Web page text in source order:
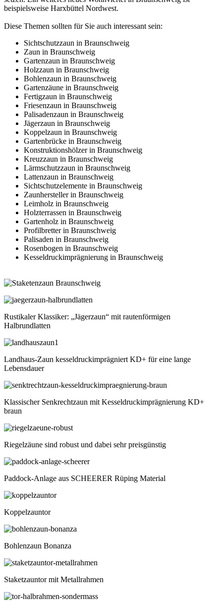
beispielsweise Harxbüttel Nordwest.
Diese Themen sollten für Sie auch interessant sein:
Sichtschutzzaun in Braunschweig
Zaun in Braunschweig
Gartenzaun in Braunschweig
Holzzaun in Braunschweig
Bohlenzaun in Braunschweig
Gartenzäune in Braunschweig
Fertigzaun in Braunschweig
Friesenzaun in Braunschweig
Palisadenzaun in Braunschweig
Jägerzaun in Braunschweig
Koppelzaun in Braunschweig
Gartenbrücke in Braunschweig
Konstruktionshölzer in Braunschweig
Kreuzzaun in Braunschweig
Lärmschutzzaun in Braunschweig
Lattenzaun in Braunschweig
Sichtschutzelemente in Braunschweig
Zaunhersteller in Braunschweig
Leimholz in Braunschweig
Holzterrassen in Braunschweig
Gartenholz in Braunschweig
Profilbretter in Braunschweig
Palisaden in Braunschweig
Rosenbogen in Braunschweig
Kesseldruckimprägnierung in Braunschweig
Rustikaler Klassiker: „Jägerzaun“ mit rautenförmigen
Halbrundlatten
Landhaus-Zaun kesseldruckimprägniert KD+ für eine lange
Lebensdauer
Klassischer Senkrechtzaun mit Kesseldruckimprägnierung KD+
braun
Riegelzäune sind robust und dabei sehr preisgünstig
Paddock-Anlage aus SCHEERER Rüping Material
Koppelzauntor
Bohlenzaun Bonanza
Staketzauntor mit Metallrahmen